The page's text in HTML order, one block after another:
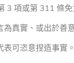
3 項或第 311 條
為真實、或出於善
表可恣意捏造事實。